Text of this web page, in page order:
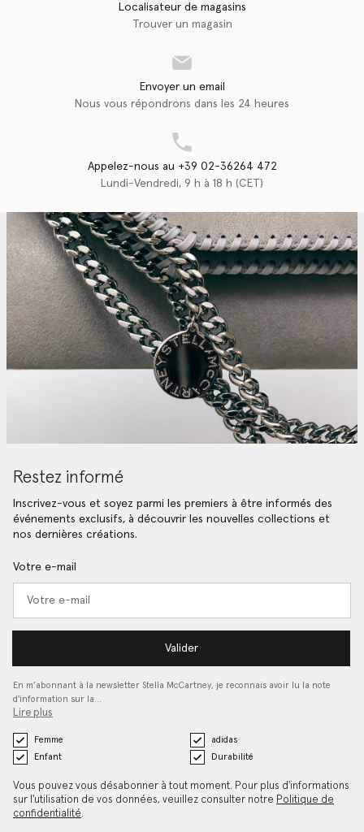
Localisateur de magasins
Trouver un magasin
Envoyer un email
Nous vous répondrons dans les 24 heures
Appelez-nous au +39 02-36264 472
Lundi-Vendredi, 9 h à 18 h (CET)
Restez informé
Inscrivez-vous et soyez parmi les premiers à être informés des
événements exclusifs, à découvrir les nouvelles collections et
nos dernières créations.
Votre e-mail
Valider
En m’abonnant à la newsletter Stella McCartney, je reconnais avoir lu la note
d'information sur la…
Lire plus
Femme
adidas
Enfant
Durabilité
Vous pouvez vous désabonner à tout moment. Pour plus d'informations
sur l'utilisation de vos données, veuillez consulter notre Politique de
confidentialité.